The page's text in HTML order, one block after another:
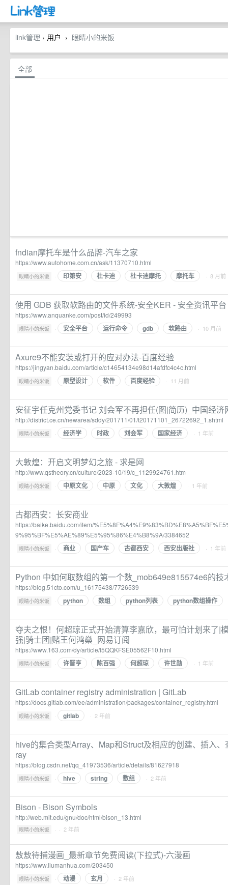
link管理 › 用户 › 眼睛小的米饭
全部
fndian摩托车是什么品牌-汽车之家
https://www.autohome.com.cn/ask/11370710.html
眼睛小的米饭 · 印第安 杜卡迪 杜卡迪摩托 摩托车 · 8 月前
使用 GDB 获取软路由的文件系统-安全KER - 安全资讯平台
https://www.anquanke.com/post/id/249993
眼睛小的米饭 · 安全平台 运行命令 gdb 软路由 · 10 月前
Axure9不能安装或打开的应对办法-百度经验
https://jingyan.baidu.com/article/c14654134e98d14afdfc4c4c.html
眼睛小的米饭 · 原型设计 软件 百度经验 · 11 月前
安征宇任克州党委书记 刘会军不再担任(图|简历)_中国经
http://district.ce.cn/newarea/sddy/201711/01/t20171101_26722692_1.shtml
眼睛小的米饭 · 经济学 时政 刘会军 国家经济 · 1 年前
大敦煌：开启文明梦幻之旅 - 求是网
http://www.qstheory.cn/culture/2023-10/19/c_1129924761.htm
眼睛小的米饭 · 中原文化 中原 文化 大敦煌 · 1 年前
古都西安：长安商业
https://baike.baidu.com/item/
9%95%BF%E5%AE%89%E5%95%86%E4%B8%9A/3384652
眼睛小的米饭 · 商业 国产车 古都西安 西安出版社 · 1 年前
Python 中如何取数组的第一个数_mob649e815574e6的技
https://blog.51cto.com/u_16175438/7726539
眼睛小的米饭 · python 数组 python列表 python数组操作
夺夫之恨！何超琼正式开始清算李嘉欣，最可怕计划来了|
强|骑士团|赌王何鸿燊_网易订阅
https://www.163.com/dy/article/I5QQKFSE05562F10.html
眼睛小的米饭 · 许晋亨 陈百强 何超琼 许世勋 · 1 年前
GitLab container registry administration | GitLab
https://docs.gitlab.com/ee/administration/packages/container_registry.html
眼睛小的米饭 · gitlab · 2 年前
hive的集合类型Array、Map和Struct及相应的创建、插入
ray
https://blog.csdn.net/qq_41973536/article/details/81627918
眼睛小的米饭 · hive string 数组 · 2 年前
Bison - Bison Symbols
http://web.mit.edu/gnu/doc/html/bison_13.html
眼睛小的米饭 · · 2 年前
敖敖待捕漫画_最新章节免费阅读(下拉式)-六漫画
https://www.liumanhua.com/203450
眼睛小的米饭 · 动漫 玄月 · 2 年前